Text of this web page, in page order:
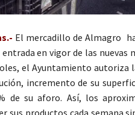
El mercadillo de Almagro
en vigor de las nuevas
el Ayuntamiento
incremento de su
de su aforo. Así, los
sus productos cada semana